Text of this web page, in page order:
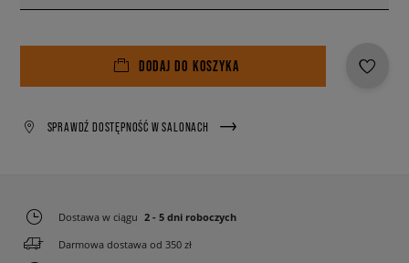
DODAJ DO KOSZYKA
SPRAWDŹ DOSTĘPNOŚĆ W SALONACH
Dostawa w ciągu 2 - 5 dni roboczych
Darmowa dostawa od 350 zł